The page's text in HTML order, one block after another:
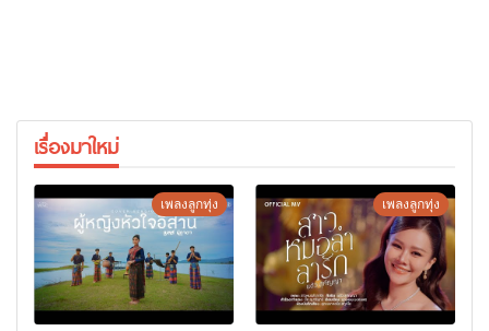
เรื่องมาใหม่
เพลงลูกทุ่ง เพลงลูกทุ่ง